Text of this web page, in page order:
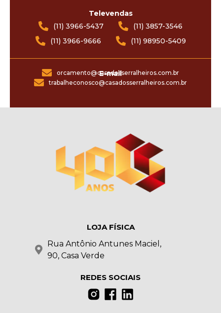
Televendas
(11) 3966-5437
(11) 3857-3546
(11) 3966-9666
(11) 98950-5409
E-mail
orcamento@casadosserralheiros.com.br
trabalheconosco@casadosserralheiros.com.br
LOJA FÍSICA
Rua Antônio Antunes Maciel,
90, Casa Verde
REDES SOCIAIS